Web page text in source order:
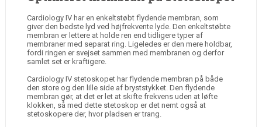
Cardiology IV har en enkeltstøbt flydende membran, som
giver den bedste lyd ved højfrekvente lyde. Den enkeltstøbte
membran er lettere at holde ren end tidligere typer af
membraner med separat ring. Ligeledes er den mere holdbar,
fordi ringen er svejset sammen med membranen og derfor
samlet set er kraftigere.
Cardiology IV stetoskopet har flydende membran på både
den store og den lille side af bryststykket. Den flydende
membran gør, at det er let at skifte frekvens uden at løfte
klokken, så med dette stetoskop er det nemt også at
stetoskopere der, hvor pladsen er trang.